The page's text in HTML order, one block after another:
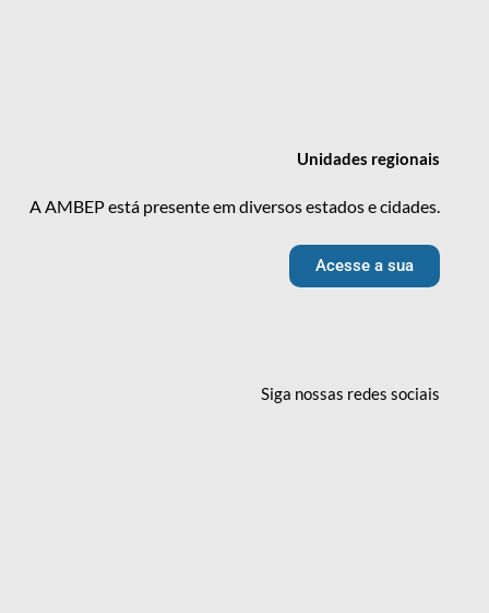
Unidades regionais
A AMBEP está presente em diversos estados e cidades.
Acesse a sua
Siga nossas redessociais